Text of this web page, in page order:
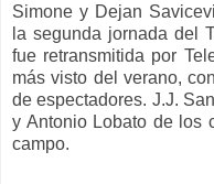
Simone y Dejan
la segunda jornada del
fue retransmitida por
más visto del verano, con
de espectadores. J.J.
y Antonio Lobato de los
campo.